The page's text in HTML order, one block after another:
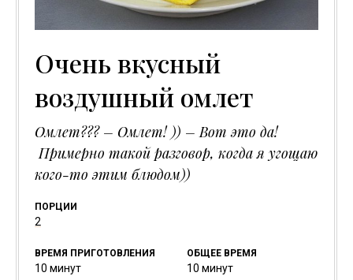
Очень вкусный
воздушный омлет
Омлет??? – Омлет! )) – Вот это да!
Примерно такой разговор, когда я угощаю
кого-то этим блюдом))
ПОРЦИИ
2
ВРЕМЯ ПРИГОТОВЛЕНИЯ
10 минуты
минут
ОБЩЕЕ ВРЕМЯ
10 минуты
минут